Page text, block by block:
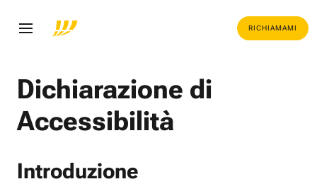
RICHIAMAMI
Dichiarazione di
Accessibilità
Introduzione